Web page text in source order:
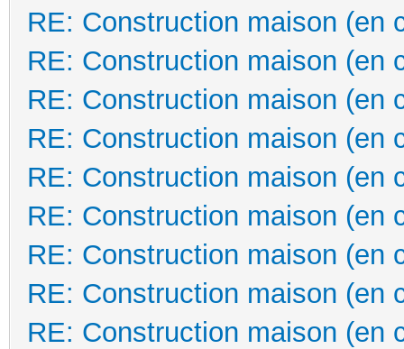
RE: Construction maison (en
RE: Construction maison (en
RE: Construction maison (en
RE: Construction maison (en
RE: Construction maison (en
RE: Construction maison (en
RE: Construction maison (en
RE: Construction maison (en
RE: Construction maison (en